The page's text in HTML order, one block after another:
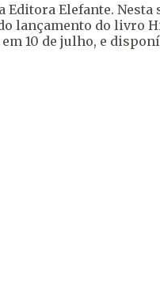
Editora Elefante.
lançamento do livro
10 de julho, e